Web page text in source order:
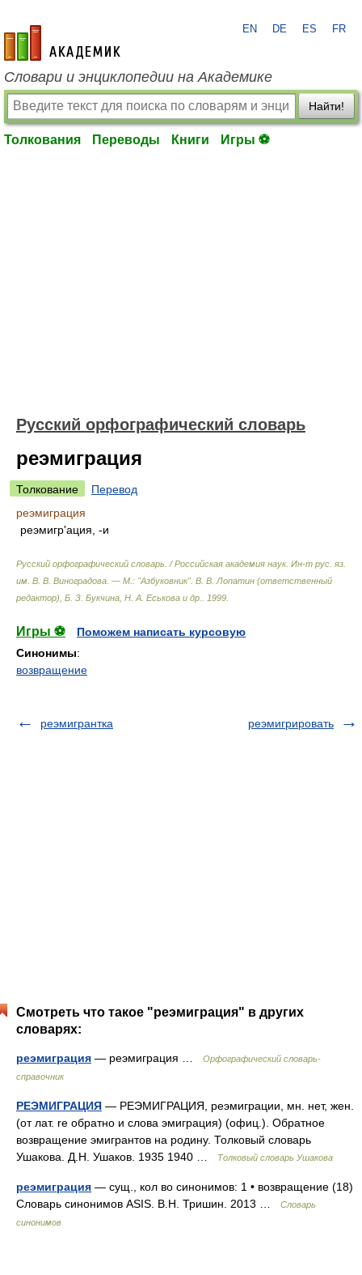
academic.ru
EN DE ES FR
Словари и энциклопедии на Академике
Найти!
Толкования Переводы Книги Игры ⚽
Русский орфографический словарь
реэмиграция
Толкование
Перевод
реэмиграция
реэмигр'ация, -и
Русский орфографический словарь. / Российская академия наук. Ин-т рус. яз.
им. В. В. Виноградова. — М.: "Азбуковник". В. В. Лопатин (ответственный
редактор), Б. З. Букчина, Н. А. Еськова и др.
1999
Игры ⚽
Поможем написать курсовую
Синонимы:
возвращение
реэмигрантка реэмигрировать
Смотреть что такое "реэмиграция" в других
словарях:
реэмиграция — реэмиграция …
Орфографический словарь-
справочник
РЕЭМИГРАЦИЯ — РЕЭМИГРАЦИЯ, реэмиграции, мн. нет, жен.
(от лат. re обратно и слова эмиграция) (офиц.). Обратное
возвращение эмигрантов на родину. Толковый словарь
Ушакова. Д.Н. Ушаков. 1935 1940 …
Толковый словарь Ушакова
реэмиграция — сущ., кол во синонимов: 1 • возвращение (18)
Словарь синонимов ASIS. В.Н. Тришин. 2013 …
Словарь
синонимов